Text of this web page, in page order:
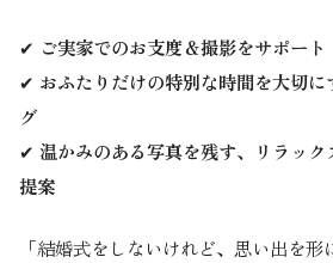
✔ ご実家でのお支度＆撮影をサポート
✔ おふたりだけの特別な時間を大切
グ
✔ 温かみのある写真を残す、リラッ
提案
「結婚式をしないけれど、思い出を形